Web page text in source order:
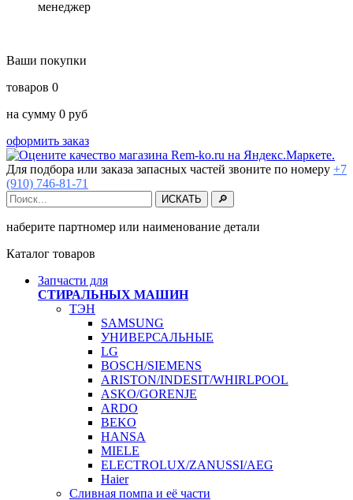
менеджер
Ваши покупки
товаров 0
на сумму 0 руб
оформить заказ
Для подбора или заказа запасных частей звоните по номеру +7
(910) 746-81-71
наберите партномер или наименование детали
Каталог товаров
Запчасти для
СТИРАЛЬНЫХ МАШИН
ТЭН
SAMSUNG
УНИВЕРСАЛЬНЫЕ
LG
BOSCH/SIEMENS
ARISTON/INDESIT/WHIRLPOOL
ASKO/GORENJE
ARDO
BEKO
HANSA
MIELE
ELECTROLUX/ZANUSSI/AEG
Haier
Сливная помпа и её части